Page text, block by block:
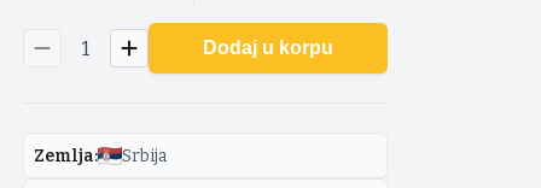
1 Dodaj u korpu
Zemlja: Srbija